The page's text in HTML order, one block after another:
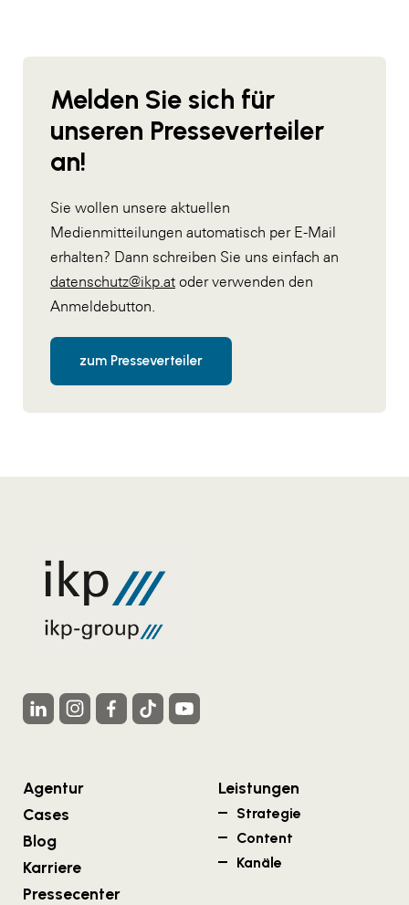
Melden Sie sich für
unseren Presseverteiler
an!
Sie wollen unsere aktuellen
Medienmitteilungen automatisch per E-Mail
erhalten? Dann schreiben Sie uns einfach an
datenschutz@ikp.at oder verwenden den
Anmeldebutton.
zum Presseverteiler
Agentur
Cases
Blog
Karriere
Pressecenter
Leistungen
Strategie
Content
Kanäle